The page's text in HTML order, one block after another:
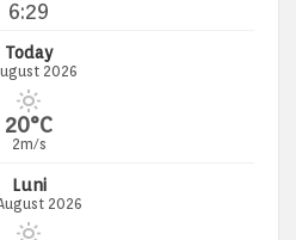
6:29
Today
2026
20°C
2m/s
Luni
2026